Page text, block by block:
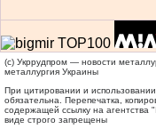
(c) Укррудпром — новости
металлургия Украины
При цитировании и
обязательна. Перепечатка,
содержащей ссылку на агентства
виде строго запрещены